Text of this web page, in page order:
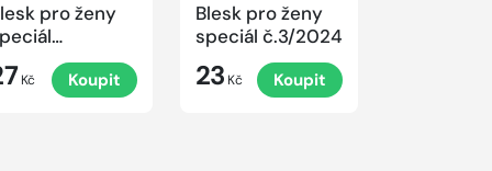
pro ženy
č.4/2024
Kč Koupit
Blesk pro ženy
speciál č.3/2024
23 Kč Koupit